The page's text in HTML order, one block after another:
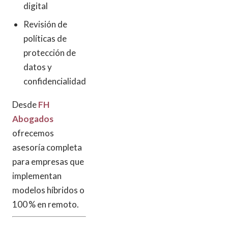
digital
Revisión de
políticas de
protección de
datos y
confidencialidad
DesdeFH
Abogados
ofrecemos
asesoría completa
para empresas que
implementan
modelos híbridos o
100 % en remoto.